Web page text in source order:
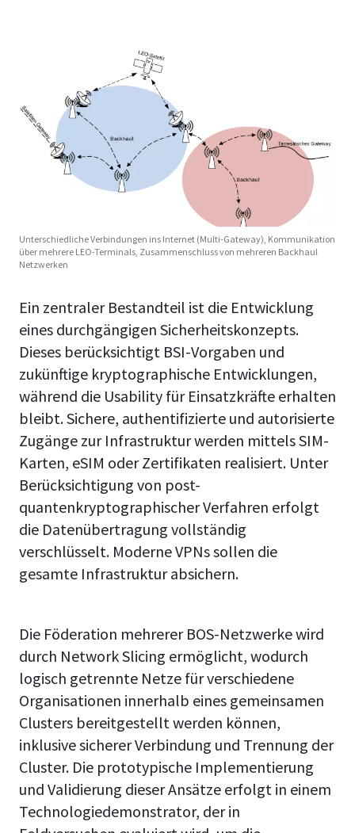
Unterschiedliche Verbindungen ins Internet (Multi-Gateway), Kommunikation
über mehrere LEO-Terminals, Zusammenschluss von mehreren Backhaul
Netzwerken
Ein zentraler Bestandteil ist die Entwicklung
eines durchgängigen Sicherheitskonzepts.
Dieses berücksichtigt BSI-Vorgaben und
zukünftige kryptographische Entwicklungen,
während die Usability für Einsatzkräfte erhalten
bleibt. Sichere, authentifizierte und autorisierte
Zugänge zur Infrastruktur werden mittels SIM-
Karten, eSIM oder Zertifikaten realisiert. Unter
Berücksichtigung von post-
quantenkryptographischer Verfahren erfolgt
die Datenübertragung vollständig
verschlüsselt. Moderne VPNs sollen die
gesamte Infrastruktur absichern.
Die Föderation mehrerer BOS-Netzwerke wird
durch Network Slicing ermöglicht, wodurch
logisch getrennte Netze für verschiedene
Organisationen innerhalb eines gemeinsamen
Clusters bereitgestellt werden können,
inklusive sicherer Verbindung und Trennung der
Cluster. Die prototypische Implementierung
und Validierung dieser Ansätze erfolgt in einem
Technologiedemonstrator, der in